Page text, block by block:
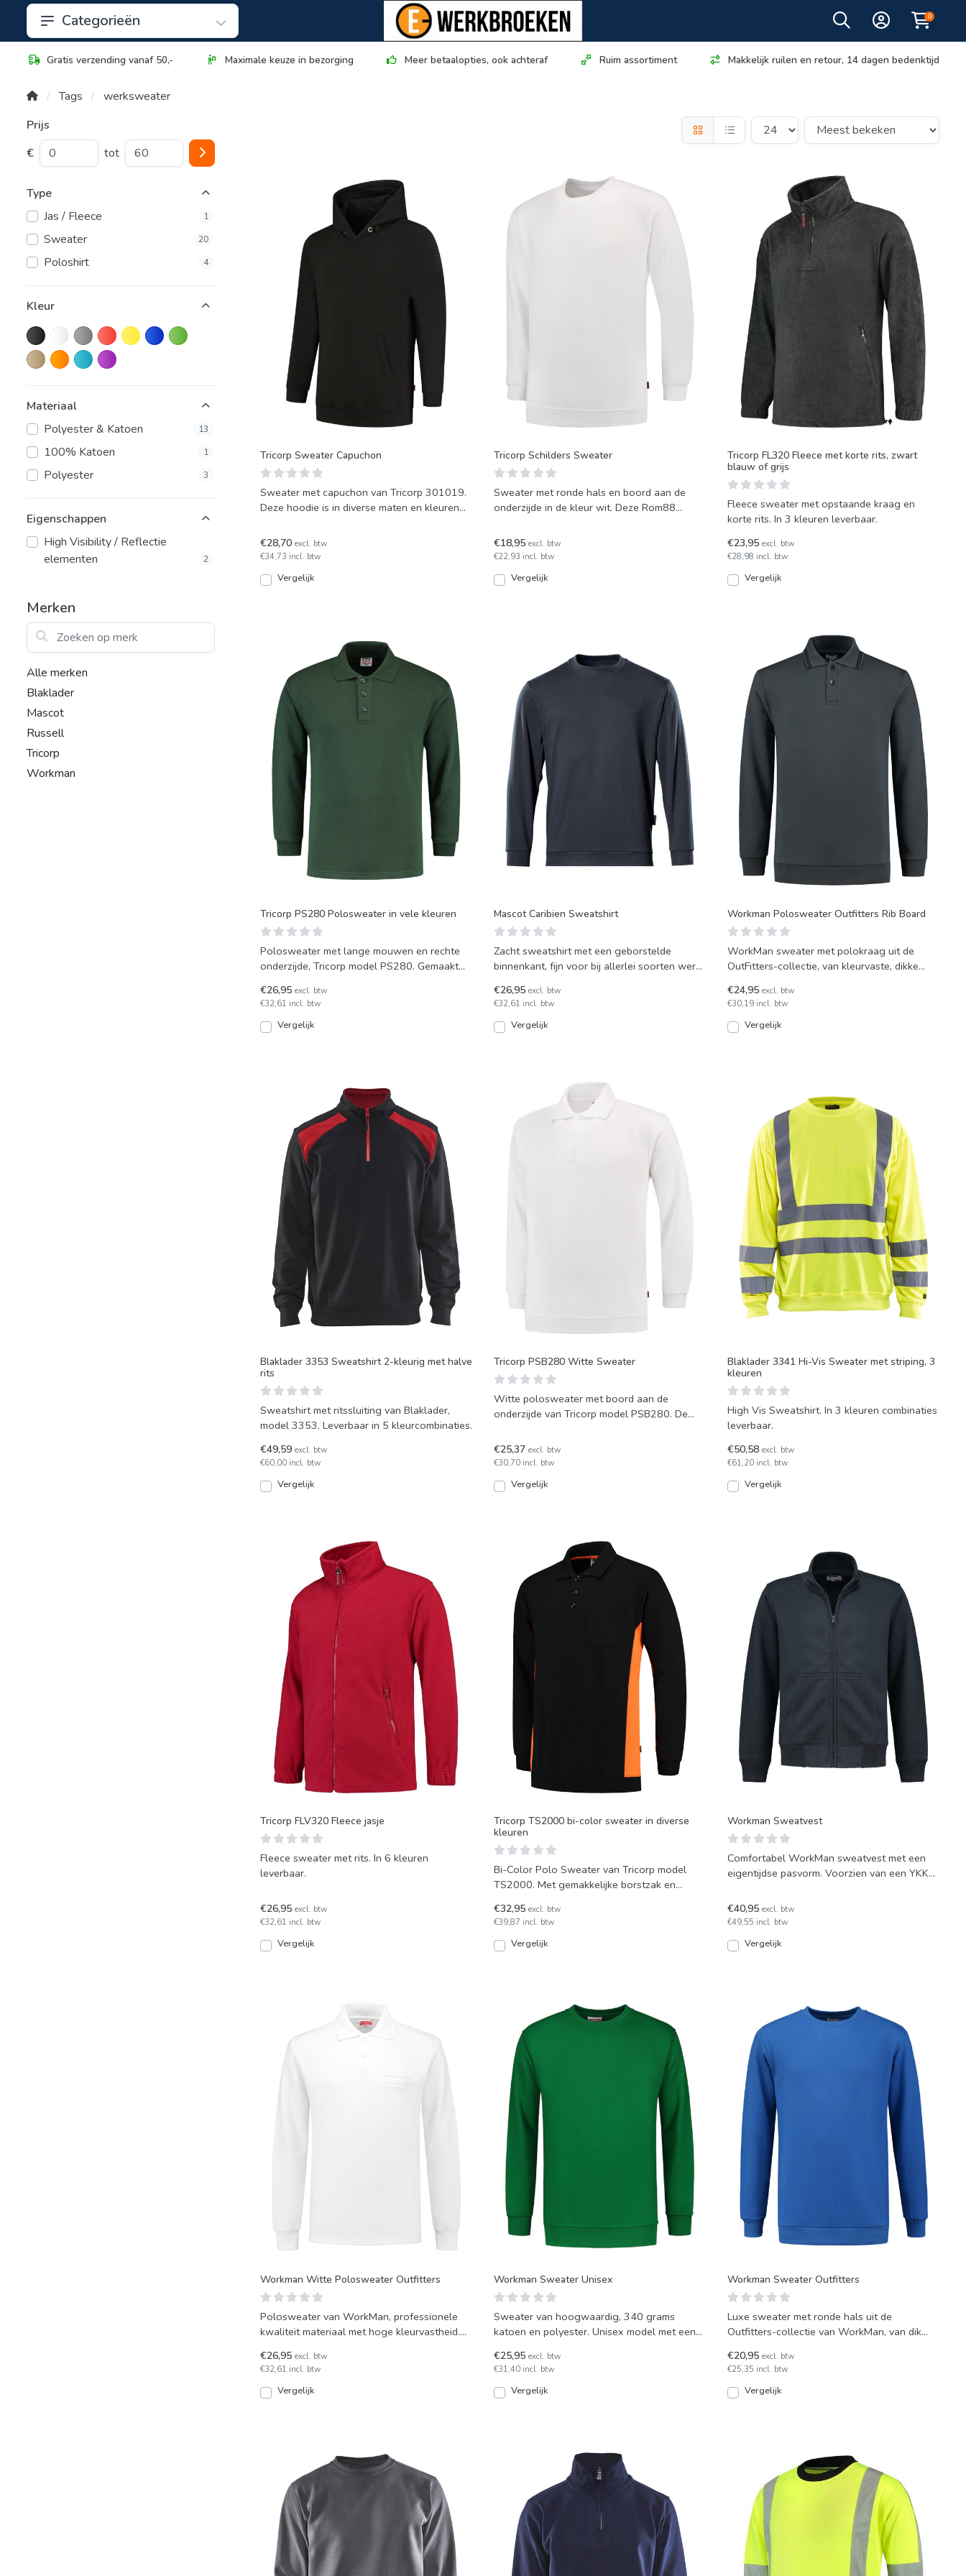
Categorieën 0
Gratis verzending vanaf 50,- Maximale keuze in bezorging Meer betaalopties, ook achteraf Ruim assortiment Makkelijk ruilen en retour, 14 dagen bedenktijd
Tags
werksweater
Prijs
€
tot
Type
Jas / Fleece
1
Sweater 20
Poloshirt 4
Kleur
Materiaal
Polyester & Katoen
13
100% Katoen 1
Polyester 3
Eigenschappen
High Visibility / Reflectie
elementen
2
Merken
Zoeken op merk
Alle merken
Blaklader
Mascot
Russell
Tricorp
Workman
Tricorp Sweater Capuchon
Sweater met capuchon van Tricorp 301019.
Deze hoodie is in diverse maten en kleuren
€28,70 excl. btw
€34,73 incl. btw
Vergelijk
Tricorp Schilders Sweater
Sweater met ronde hals en boord aan de
onderzijde in de kleur wit. Deze Rom88
€18,95 excl. btw
€22,93 incl. btw
Vergelijk
Tricorp FL320 Fleece met korte rits, zwart
blauw of grijs
Fleece sweater met opstaande kraag en
korte rits. In 3 kleuren leverbaar.
€23,95 excl. btw
€28,98 incl. btw
Vergelijk
Tricorp PS280 Polosweater in vele kleuren
Polosweater met lange mouwen en rechte
onderzijde, Tricorp model PS280. Gemaakt
€26,95 excl. btw
€32,61 incl. btw
Vergelijk
Mascot Caribien Sweatshirt
Zacht sweatshirt met een geborstelde
binnenkant, fijn voor bij allerlei soorten werk.
€26,95 excl. btw
€32,61 incl. btw
Vergelijk
Workman Polosweater Outfitters Rib Board
WorkMan sweater met polokraag uit de
OutFitters-collectie, van kleurvaste, dikke
€24,95 excl. btw
€30,19 incl. btw
Vergelijk
Blaklader 3353 Sweatshirt 2-kleurig met halve
rits
Sweatshirt met ritssluiting van Blaklader,
model 3353. Leverbaar in 5 kleurcombinaties.
€49,59 excl. btw
€60,00 incl. btw
Vergelijk
Tricorp PSB280 Witte Sweater
Witte polosweater met boord aan de
onderzijde van Tricorp model PSB280. De
€25,37 excl. btw
€30,70 incl. btw
Vergelijk
Blaklader 3341 Hi-Vis Sweater met striping, 3
kleuren
High Vis Sweatshirt. In 3 kleuren combinaties
leverbaar.
€50,58 excl. btw
€61,20 incl. btw
Vergelijk
Tricorp FLV320 Fleece jasje
Fleece sweater met rits. In 6 kleuren
leverbaar.
€26,95 excl. btw
€32,61 incl. btw
Vergelijk
Tricorp TS2000 bi-color sweater in diverse
kleuren
Bi-Color Polo Sweater van Tricorp model
TS2000. Met gemakkelijke borstzak en
€32,95 excl. btw
€39,87 incl. btw
Vergelijk
Workman Sweatvest
Comfortabel WorkMan sweatvest met een
eigentijdse pasvorm. Voorzien van een YKK
€40,95 excl. btw
€49,55 incl. btw
Vergelijk
Workman Witte Polosweater Outfitters
Polosweater van WorkMan, professionele
kwaliteit materiaal met hoge kleurvastheid.
€26,95 excl. btw
€32,61 incl. btw
Vergelijk
Workman Sweater Unisex
Sweater van hoogwaardig, 340 grams
katoen en polyester. Unisex model met een
€25,95 excl. btw
€31,40 incl. btw
Vergelijk
Workman Sweater Outfitters
Luxe sweater met ronde hals uit de
Outfitters-collectie van WorkMan, van dik
€20,95 excl. btw
€25,35 incl. btw
Vergelijk